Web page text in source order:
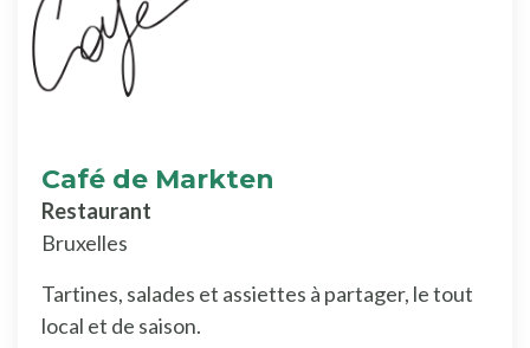
Café de Markten
Restaurant
Bruxelles
Tartines, salades et assiettes à partager, le tout
local et de saison.